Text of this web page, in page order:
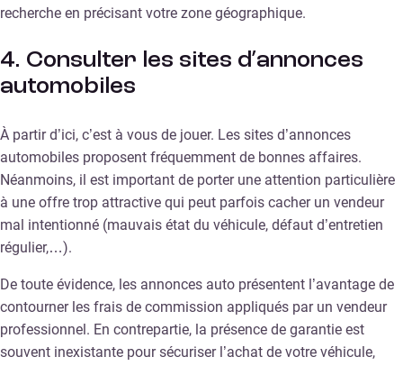
recherche en précisant votre zone géographique.
4. Consulter les sites d’annonces
automobiles
À partir d’ici, c’est à vous de jouer. Les sites d’annonces
automobiles proposent fréquemment de bonnes affaires.
Néanmoins, il est important de porter une attention particulière
à une offre trop attractive qui peut parfois cacher un vendeur
mal intentionné (mauvais état du véhicule, défaut d’entretien
régulier,…).
De toute évidence, les annonces auto présentent l’avantage de
contourner les frais de commission appliqués par un vendeur
professionnel. En contrepartie, la présence de garantie est
souvent inexistante pour sécuriser l’achat de votre véhicule,